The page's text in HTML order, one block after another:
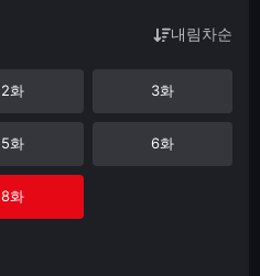
내림차순
2화 3화
5화 6화
8화